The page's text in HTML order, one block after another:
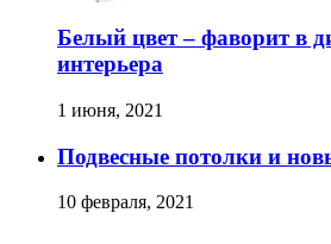
Белый цвет – фаворит в
интерьера
1 июня, 2021
Подвесные потолки и
10 февраля, 2021